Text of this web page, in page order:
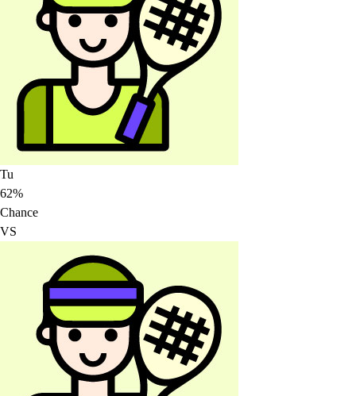
Tu
62%
Chance
VS